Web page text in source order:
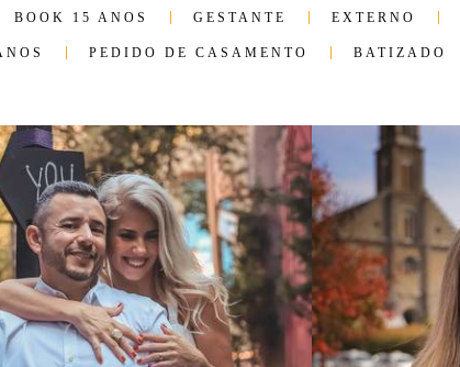
BOOK 15 ANOS GESTANTE EXTERNO
PEDIDO DE CASAMENTO BATIZADO